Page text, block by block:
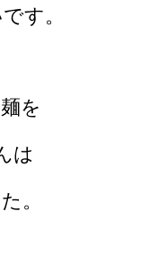
す。
を
は
。